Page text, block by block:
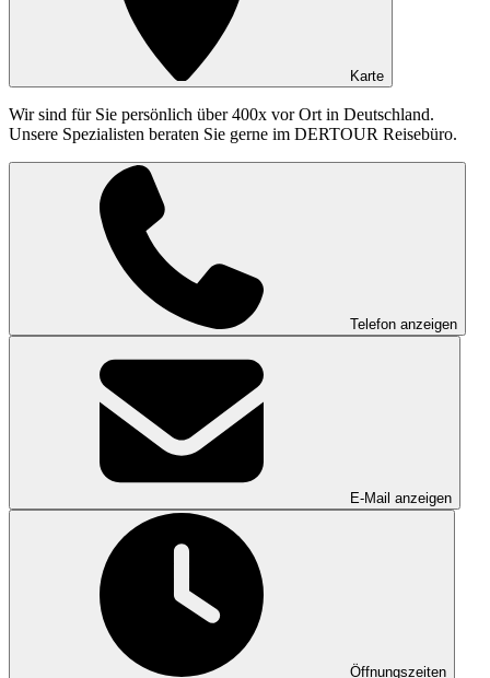
Karte
Wir sind für Sie persönlich über 400x vor Ort in Deutschland.
Unsere Spezialisten beraten Sie gerne im DERTOUR Reisebüro.
Telefon anzeigen
E-Mail anzeigen
Öffnungszeiten